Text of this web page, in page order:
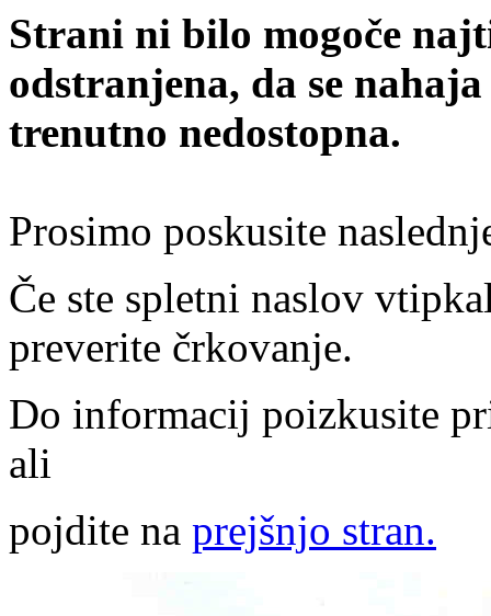
Strani ni bilo mogoče
odstranjena, da se
trenutno nedostopna.
Prosimo poskusite
Če ste spletni naslov
preverite črkovanje.
Do informacij poizkusite
ali
pojdite na prejšnjo stran.